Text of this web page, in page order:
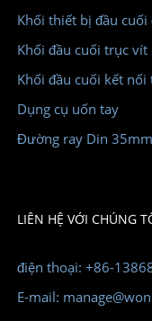
Khối thiết bị đầu cuối
Khối đầu cuối trục vít
Khối đầu cuối kết nối
Dụng cụ uốn tay
Đường ray Din 35mm
LIÊN HỆ VỚI CHÚNG
điện thoại: +86-
E-mail: